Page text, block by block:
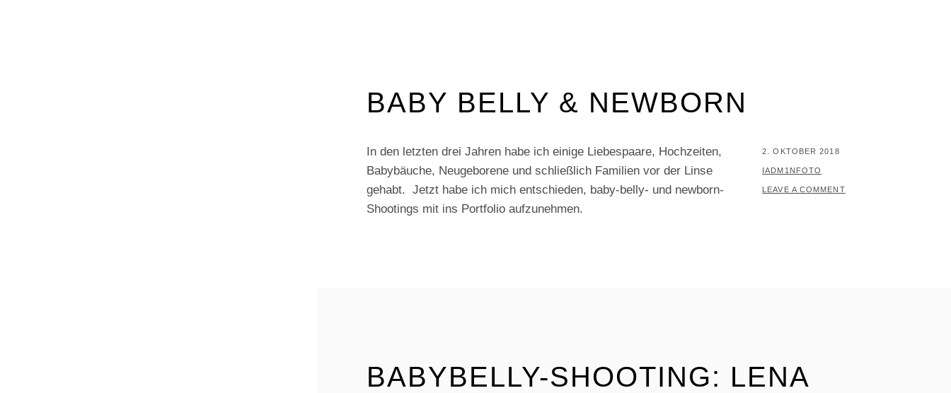
BABY BELLY & NEWBORN
In den letzten drei Jahren habe ich einige Liebespaare, Hochzeiten,
Babybäuche, Neugeborene und schließlich Familien vor der Linse
gehabt. Jetzt habe ich mich entschieden, baby-belly- und newborn-
Shootings mit ins Portfolio aufzunehmen.
POSTED
ON
2. OKTOBER 2018
BY
IADM1NFOTO
LEAVE A COMMENT
BABYBELLY-SHOOTING: LENA